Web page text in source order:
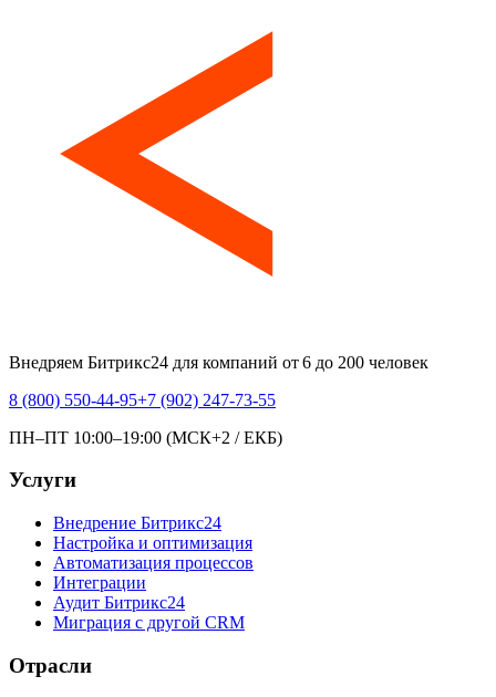
Внедряем Битрикс24 для компаний от 6 до 200 человек
8 (800) 550-44-95+7 (902) 247-73-55
ПН–ПТ 10:00–19:00 (МСК+2 / ЕКБ)
Услуги
Внедрение Битрикс24
Настройка и оптимизация
Автоматизация процессов
Интеграции
Аудит Битрикс24
Миграция с другой CRM
Отрасли